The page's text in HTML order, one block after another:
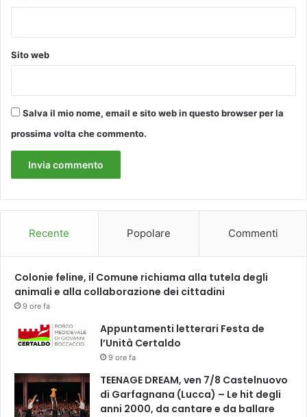
l
s
c
t
d
e
g
Sito web
Salva il mio nome, email e sito web in questo browser per la
prossima volta che commento.
Recente Popolare Commenti
Colonie feline, il Comune richiama alla tutela degli
animali e alla collaborazione dei cittadini
9 ore fa
Appuntamenti letterari Festa de
l’Unità Certaldo
9 ore fa
TEENAGE DREAM, ven 7/8 Castelnuovo
di Garfagnana (Lucca) – Le hit degli
anni 2000, da cantare e da ballare